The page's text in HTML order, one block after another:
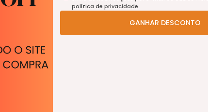
política de privacidade.
GANHAR DESCONTO